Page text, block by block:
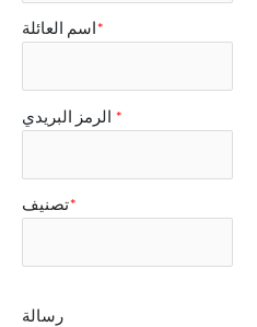
اسم العائلة*
*
تصنيف*
رسالة